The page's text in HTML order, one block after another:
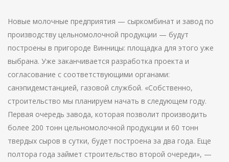
Новые молочные предприятия — сыркомбинат и завод по
производству цельномолочной продукции — будут
построены в пригороде Винницы: площадка для этого уже
выбрана. Уже заканчивается разработка проекта и
согласование с соответствующими органами:
санэпидемстанцией, газовой службой. «Собственно,
строительство мы планируем начать в следующем году.
Первая очередь завода, которая позволит производить
более 200 тонн цельномолочной продукции и 60 тонн
твердых сыров в сутки, будет построена за два года. Еще
полтора года займет строительство второй очереди», —